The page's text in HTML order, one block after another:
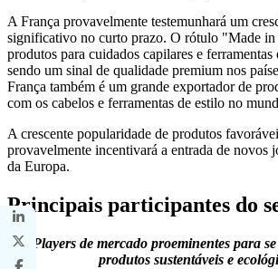
A França provavelmente testemunhará um
significativo no curto prazo. O rótulo "Made in
produtos para cuidados capilares e
sendo um sinal de qualidade premium nos
França também é um grande exportador de
com os cabelos e ferramentas de estilo no
A crescente popularidade de produtos
provavelmente incentivará a entrada de novos
da Europa.
Principais participantes do
Players de mercado proeminentes para
produtos sustentáveis ​​e